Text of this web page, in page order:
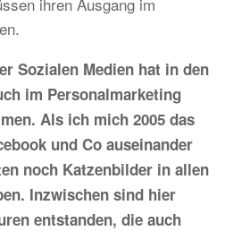
Sozialen Medien hat in den
im Personalmarketing
Als ich mich 2005 das
und Co auseinander
noch Katzenbilder in allen
Inzwischen sind hier
entstanden, die auch